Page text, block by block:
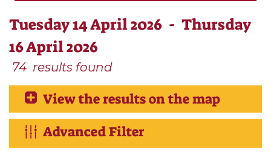
Tuesday 14 April 2026 - Thursday
16 April 2026
74 results found
View the results on the map
Advanced Filter